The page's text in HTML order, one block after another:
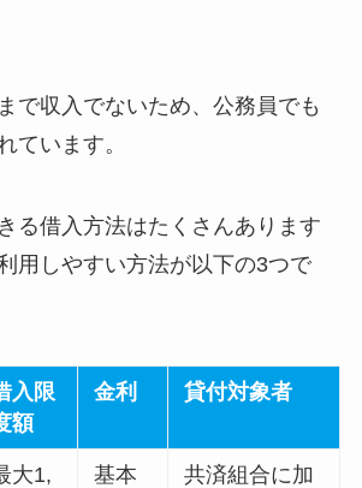
で収入でないため、公務員でも
ています。
る借入方法はたくさんあります
用しやすい方法が以下の3つで
入限
額
金利 貸付対象者
大1,
基本
共済組合に加